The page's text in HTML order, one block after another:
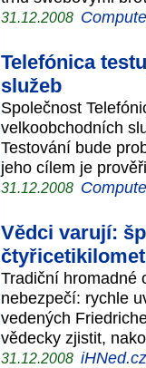
31.12.2008
Telefónica
služeb
Společnost
velkoobchodních
Testování bude
jeho cílem je
31.12.2008
Vědci varují:
Tradiční hromadné
nebezpečí: rychle
vedených
vědecky zjistit,
31.12.2008